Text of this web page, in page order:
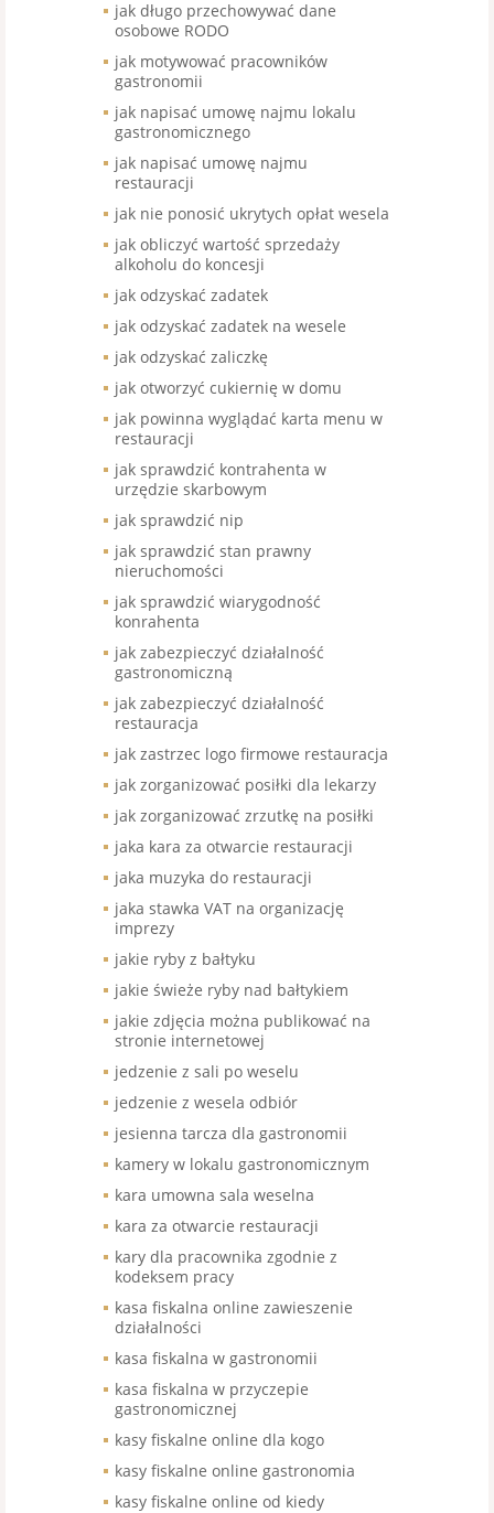
jak długo przechowywać dane
osobowe RODO
jak motywować pracowników
gastronomii
jak napisać umowę najmu lokalu
gastronomicznego
jak napisać umowę najmu
restauracji
jak nie ponosić ukrytych opłat wesela
jak obliczyć wartość sprzedaży
alkoholu do koncesji
jak odzyskać zadatek
jak odzyskać zadatek na wesele
jak odzyskać zaliczkę
jak otworzyć cukiernię w domu
jak powinna wyglądać karta menu w
restauracji
jak sprawdzić kontrahenta w
urzędzie skarbowym
jak sprawdzić nip
jak sprawdzić stan prawny
nieruchomości
jak sprawdzić wiarygodność
konrahenta
jak zabezpieczyć działalność
gastronomiczną
jak zabezpieczyć działalność
restauracja
jak zastrzec logo firmowe restauracja
jak zorganizować posiłki dla lekarzy
jak zorganizować zrzutkę na posiłki
jaka kara za otwarcie restauracji
jaka muzyka do restauracji
jaka stawka VAT na organizację
imprezy
jakie ryby z bałtyku
jakie świeże ryby nad bałtykiem
jakie zdjęcia można publikować na
stronie internetowej
jedzenie z sali po weselu
jedzenie z wesela odbiór
jesienna tarcza dla gastronomii
kamery w lokalu gastronomicznym
kara umowna sala weselna
kara za otwarcie restauracji
kary dla pracownika zgodnie z
kodeksem pracy
kasa fiskalna online zawieszenie
działalności
kasa fiskalna w gastronomii
kasa fiskalna w przyczepie
gastronomicznej
kasy fiskalne online dla kogo
kasy fiskalne online gastronomia
kasy fiskalne online od kiedy